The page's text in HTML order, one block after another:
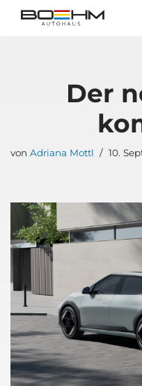
Der
von Adriana Mottl 10.